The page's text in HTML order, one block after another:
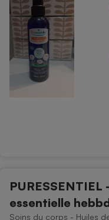
essentielle
Soins du corps - Huiles